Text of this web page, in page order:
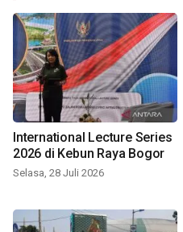
International Lecture Series
2026 di Kebun Raya Bogor
Selasa, 28 Juli 2026